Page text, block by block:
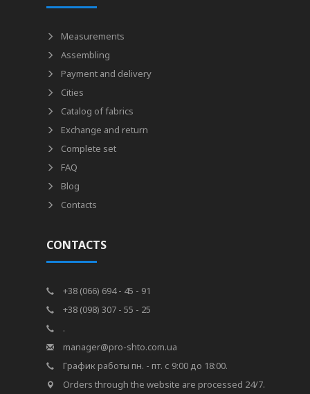
Measurements
Assembling
Payment and delivery
Cities
Catalog of fabrics
Exchange and return
Complete set
FAQ
Blog
Contacts
CONTACTS
+38 (066) 694 - 45 - 91
+38 (098) 307 - 55 - 25
.
manager@pro-shto.com.ua
График работы пн. - пт. с 9:00 до 18:00.
Orders through the website are processed 24/7.